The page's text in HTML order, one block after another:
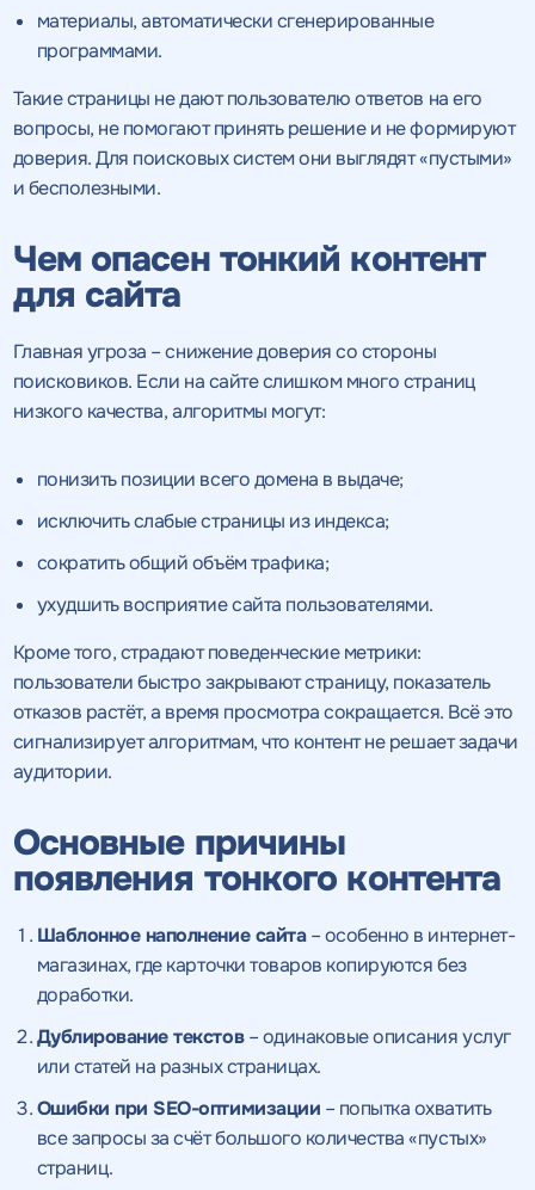
материалы, автоматически сгенерированные
программами.
Такие страницы не дают пользователю ответов на его
вопросы, не помогают принять решение и не формируют
доверия. Для поисковых систем они выглядят «пустыми»
и бесполезными.
Чем опасен тонкий контент
для сайта
Главная угроза – снижение доверия со стороны
поисковиков. Если на сайте слишком много страниц
низкого качества, алгоритмы могут:
понизить позиции всего домена в выдаче;
исключить слабые страницы из индекса;
сократить общий объём трафика;
ухудшить восприятие сайта пользователями.
Кроме того, страдают поведенческие метрики:
пользователи быстро закрывают страницу, показатель
отказов растёт, а время просмотра сокращается. Всё это
сигнализирует алгоритмам, что контент не решает задачи
аудитории.
Основные причины
появления тонкого контента
Шаблонное наполнение сайта– особенно в интернет-
магазинах, где карточки товаров копируются без
доработки.
Дублирование текстов– одинаковые описания услуг
или статей на разных страницах.
Ошибки при SEO-оптимизации – попытка охватить
все запросы за счёт большого количества «пустых»
страниц.